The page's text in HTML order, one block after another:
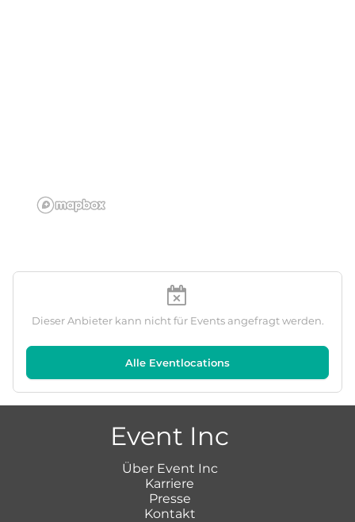
Dieser Anbieter kann nicht für Events angefragt werden.
Alle Eventlocations
Event Inc
Über Event Inc
Karriere
Presse
Kontakt